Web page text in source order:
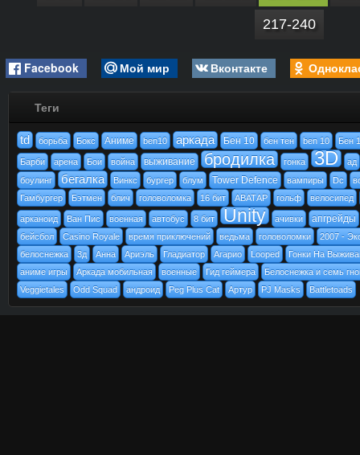
217-240
Facebook Мой мир Вконтакте
Теги
td борьба Бокс Аниме ben10 аркада Бен 10 бен тен ben 10 Бен
Барби арена Бои война выживание бродилка гонка 3D
ад
боулинг
бегалка Винкс бургер блум Tower Defence вампиры Dc
Гамбургер
Бэтмен блич головоломка 16 бит АВАТАР гольф велосипед
арканоид Ван Пис военная автобус 8 бит Unity ачивки апгрейды
бейсбол Casino Royale время приключений ведьма головоломки
2007 -
белоснежка
3д Анна Ариэль Гладиатор Агарио Looped
Гонки На
аниме игры
Аркада мобильная военные Гид геймера
Белоснежка и семь
Veggietales
Odd Squad андроид Peg Plus Cat Артур PJ Masks Battletoads